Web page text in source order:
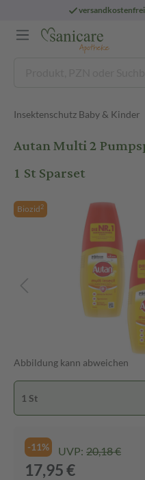
versandkostenfrei
Insektenschutz Baby & Kinder
Autan Multi 2
1 St Sparset
Biozid2
Abbildung kann abweichen
1 St
-11% UVP: 20,18 €
17,95 €